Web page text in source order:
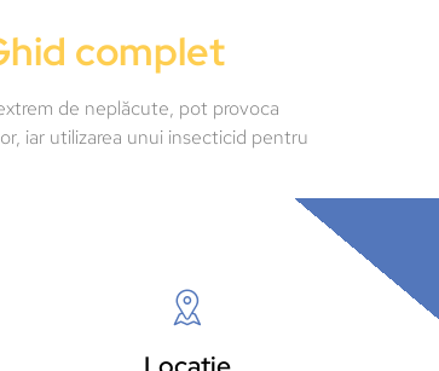
complet
de neplăcute, pot provoca
iar utilizarea unui insecticid pentru